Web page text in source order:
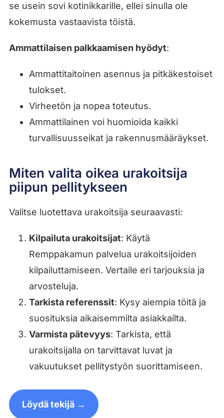
se usein sovi kotinikkarille, ellei sinulla ole
kokemusta vastaavista töistä.
Ammattilaisen palkkaamisen hyödyt:
Ammattitaitoinen asennus ja pitkäkestoiset
tulokset.
Virheetön ja nopea toteutus.
Ammattilainen voi huomioida kaikki
turvallisuusseikat ja rakennusmääräykset.
Miten valita oikea urakoitsija
piipun pellitykseen
Valitse luotettava urakoitsija seuraavasti:
Kilpailuta urakoitsijat: Käytä
Remppakamun palvelua urakoitsijoiden
kilpailuttamiseen. Vertaile eri tarjouksia ja
arvosteluja.
Tarkista referenssit: Kysy aiempia töitä ja
suosituksia aikaisemmilta asiakkailta.
Varmista pätevyys: Tarkista, että
urakoitsijalla on tarvittavat luvat ja
vakuutukset pellitystyön suorittamiseen.
Löydä tekijä →